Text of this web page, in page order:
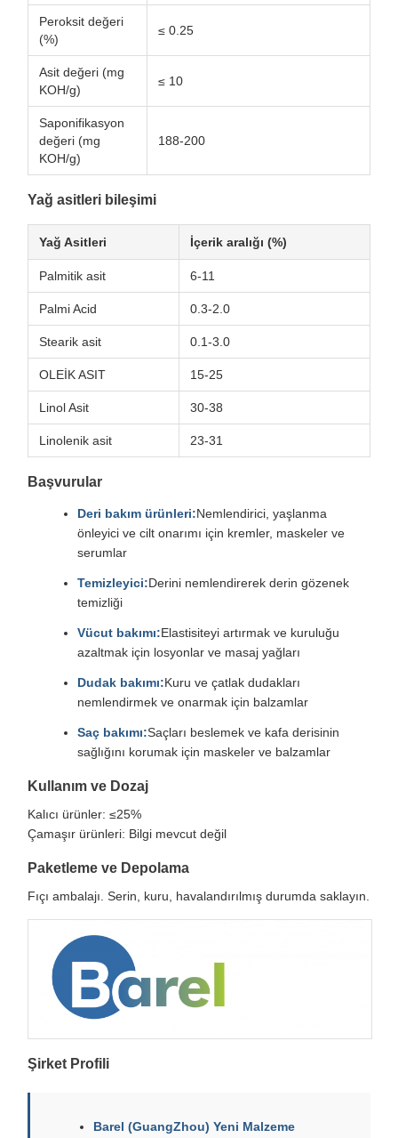
Peroksit değeri
(%)
≤ 0.25
Asit değeri (mg
KOH/g)
≤ 10
Saponifikasyon
değeri (mg
KOH/g)
188-200
Yağ asitleri bileşimi
Yağ Asitleri İçerik aralığı (%)
Palmitik asit 6-11
Palmi Acid 0.3-2.0
Stearik asit 0.1-3.0
OLEİK ASIT 15-25
Linol Asit 30-38
Linolenik asit 23-31
Başvurular
Deri bakım ürünleri:Nemlendirici, yaşlanma
önleyici ve cilt onarımı için kremler, maskeler ve
serumlar
Temizleyici:Derini nemlendirerek derin gözenek
temizliği
Vücut bakımı:Elastisiteyi artırmak ve kuruluğu
azaltmak için losyonlar ve masaj yağları
Dudak bakımı:Kuru ve çatlak dudakları
nemlendirmek ve onarmak için balzamlar
Saç bakımı:Saçları beslemek ve kafa derisinin
sağlığını korumak için maskeler ve balzamlar
Kullanım ve Dozaj
Kalıcı ürünler: ≤25%
Çamaşır ürünleri: Bilgi mevcut değil
Paketleme ve Depolama
Fıçı ambalajı. Serin, kuru, havalandırılmış durumda saklayın.
Şirket Profili
Barel (GuangZhou) Yeni Malzeme